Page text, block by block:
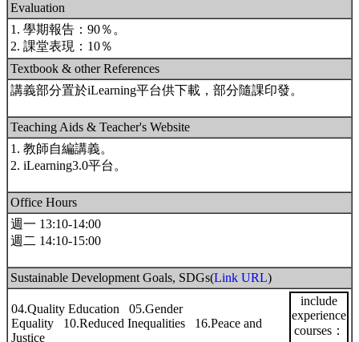
Evaluation
1. 學期報告：90％。
2. 課堂表現：10％
Textbook & other References
講義部分置於iLearning平台供下載，部分隨課印發。
Teaching Aids & Teacher's Website
1. 教師自編講義。
2. iLearning3.0平台。
Office Hours
週一 13:10-14:00
週二 14:10-15:00
Sustainable Development Goals, SDGs(Link URL)
04.Quality Education 05.Gender
Equality 10.Reduced Inequalities 16.Peace and
Justice
include
experience
courses：